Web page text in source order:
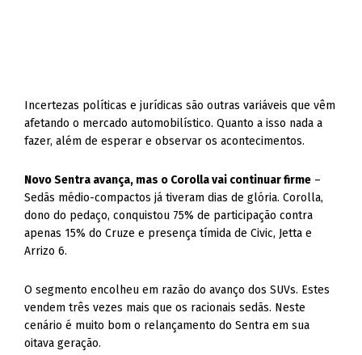
Incertezas políticas e jurídicas são outras variáveis que vêm
afetando o mercado automobilístico. Quanto a isso nada a
fazer, além de esperar e observar os acontecimentos.
Novo Sentra avança, mas o Corolla vai continuar firme –
Sedãs médio-compactos já tiveram dias de glória. Corolla,
dono do pedaço, conquistou 75% de participação contra
apenas 15% do Cruze e presença tímida de Civic, Jetta e
Arrizo 6.
O segmento encolheu em razão do avanço dos SUVs. Estes
vendem três vezes mais que os racionais sedãs. Neste
cenário é muito bom o relançamento do Sentra em sua
oitava geração.